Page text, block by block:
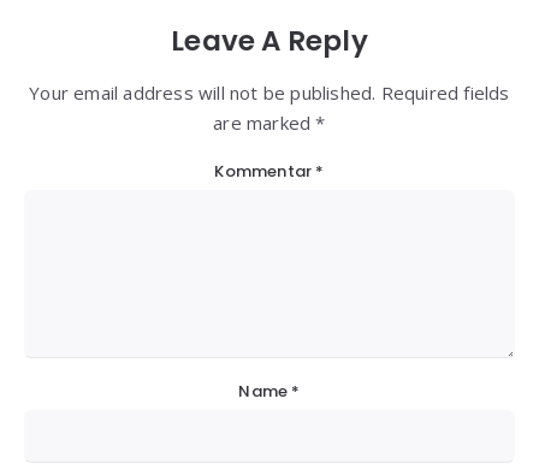
Leave A Reply
Your email address will not be published. Required fields
are marked *
Kommentar *
Name *